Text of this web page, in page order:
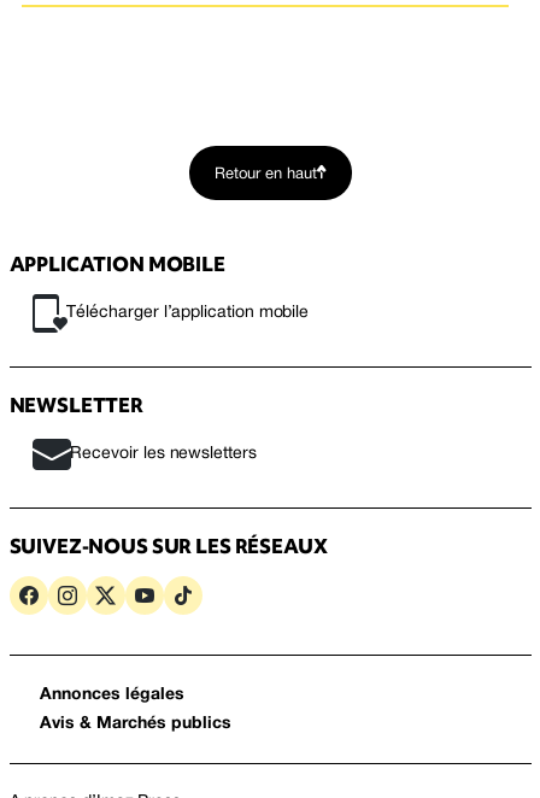
Retour en haut
APPLICATION MOBILE
Télécharger l’application mobile
NEWSLETTER
Recevoir les newsletters
SUIVEZ-NOUS SUR LES RÉSEAUX
Annonces légales
Avis & Marchés publics